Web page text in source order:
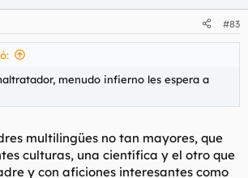
#83
menudo infierno les espera a
multilingües no tan mayores, que
culturas, una científica y el otro que
y con aficiones interesantes como